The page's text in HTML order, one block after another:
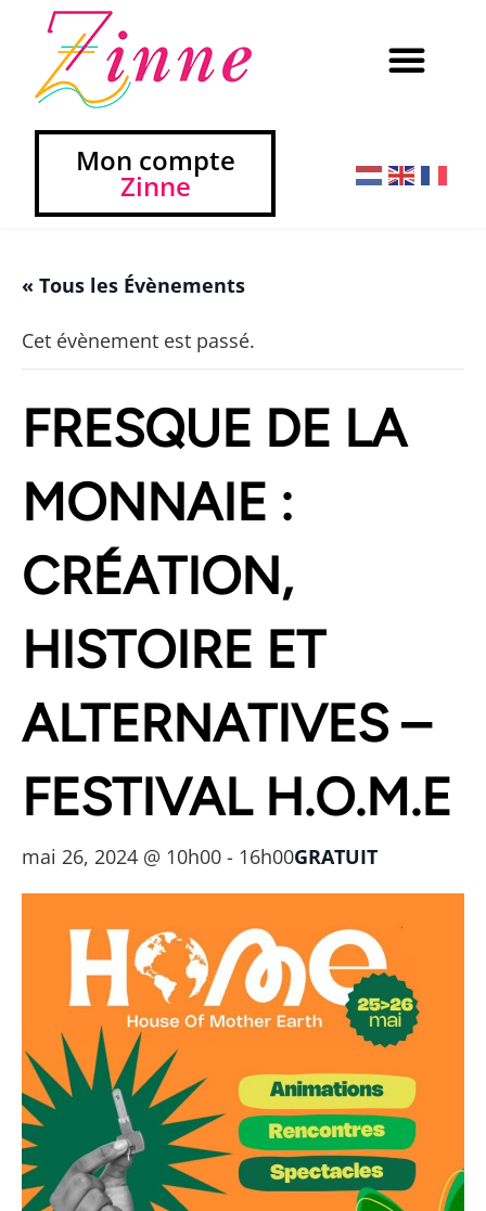
Mon compte
Zinne
« Tous les Évènements
Cet évènement est passé.
FRESQUE DE LA
MONNAIE :
CRÉATION,
HISTOIRE ET
ALTERNATIVES –
FESTIVAL H.O.M.E
mai 26, 2024 @ 10h00 - 16h00GRATUIT